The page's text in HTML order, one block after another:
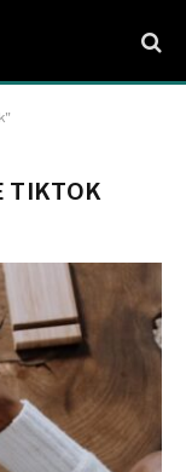
TIKTOK